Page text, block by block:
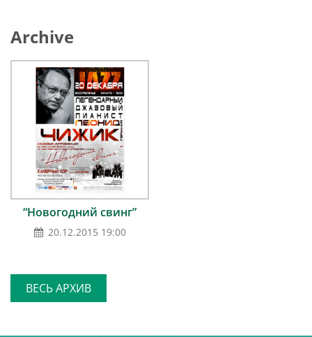
Archive
“Новогодний свинг”
20.12.2015 19:00
ВЕСЬ АРХИВ